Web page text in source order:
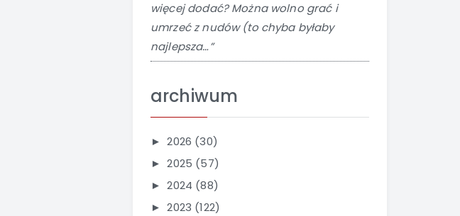
więcej dodać? Można wolno grać i
umrzeć z nudów (to chyba byłaby
najlepsza…”
archiwum
► 2026 (30)
► 2025 (57)
► 2024 (88)
► 2023 (122)